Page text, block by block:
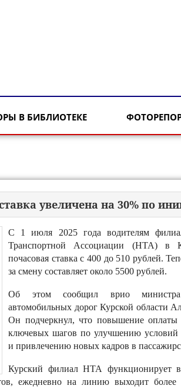
В БИБЛИОТЕКЕ
увеличена на 30% по
С 1 июля 2025 года водителям
Транспортной Ассоциации (НТА) в
почасовая ставка с 400 до 510 рублей.
за смену составляет около 5500 рублей.
Об этом сообщил врио
автомобильных дорог Курской области
Он подчеркнул, что повышение
ключевых шагов по улучшению условий
и привлечению новых кадров в
Курский филиал НТА функционирует
ежедневно на линию выходит более